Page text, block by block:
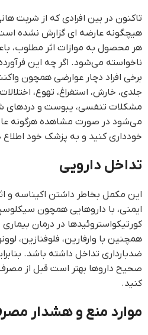
تاکنون در بین افرادی که از شربت
هیچگونه عارضه ای گزارش نشده
هر محصول به موازات اثر مطلوب،
ناخواسته می‌شود. اگر چه این
برخی افراد دچار عوارضی همچون
جلدی، خارش، استفراغ، تهوع،
مشکلات تنفسی، یبوست و دردهای
می‌شود در صورت مشاهده هرگونه
خودداری کنید و به پزشک خود
تداخل دارویی
این مکمل بخاطر داشتن اکیناسه و
ایمنی، با داروهایی همچون
کورتیکواستروئیدها در درمان
همچنین با وارفارین، فلوفنازین،
ضدبارداری تداخل داشته باشد.
صحیح داروها بهتر است قبل از
کنید.
موارد منع و هشدار